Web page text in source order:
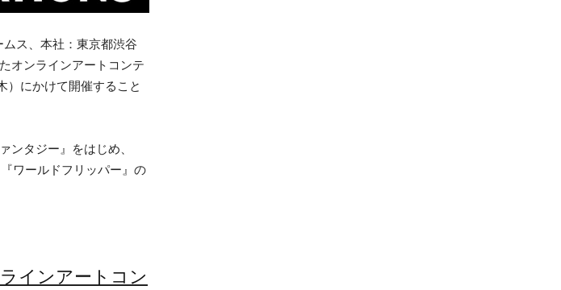
ス、本社：東京都渋谷
オンラインアートコンテ
）にかけて開催すること
ンタジー』をはじめ、
ワールドフリッパー』の
インアートコン